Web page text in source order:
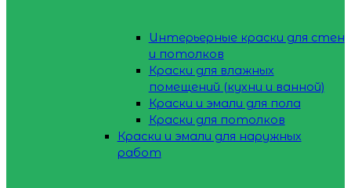
Интерьерные краски для стен
и потолков
Краски для влажных
помещений (кухни и ванной)
Краски и эмали для пола
Краски для потолков
Краски и эмали для наружных
работ